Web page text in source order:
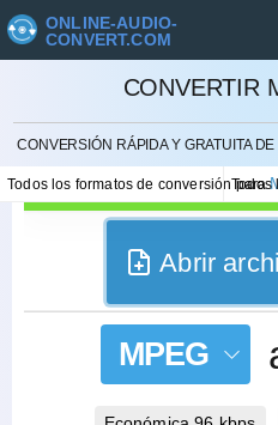
ONLINE-AUDIO-
CONVERT.COM
CONVERTIR
CONVERSIÓN RÁPIDA Y GRATUITA
Todos los formatos de conversión para
Todos
Abrir
MPEG